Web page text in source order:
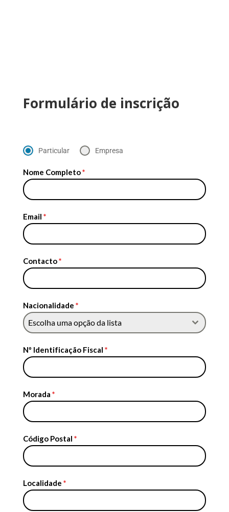
Formulário de inscrição
Particular Empresa
Nome Completo*
Email *
Contacto*
Nacionalidade *
Escolha uma opção da lista
Nº Identificação Fiscal *
Morada *
Código Postal *
Localidade *